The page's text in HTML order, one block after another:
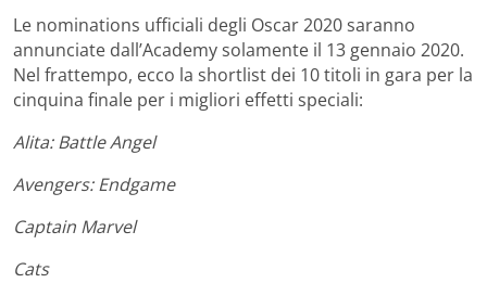
Le nominations ufficiali degli Oscar 2020 saranno
annunciate dall’Academy solamente il 13 gennaio 2020.
Nel frattempo, ecco la shortlist dei 10 titoli in gara per la
cinquina finale per i migliori effetti speciali:
Alita: Battle Angel
Avengers: Endgame
Captain Marvel
Cats